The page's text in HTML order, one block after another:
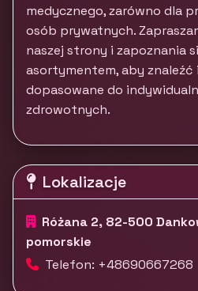
medycznego, zarówno dla
osób prywatnych.
naszej strony i zapoznania
asortymentem, aby znaleźć
dopasowane do
zdrowotnych.
Lokalizacje
Różana 2, 82-500
pomorskie
Telefon: +48690667268